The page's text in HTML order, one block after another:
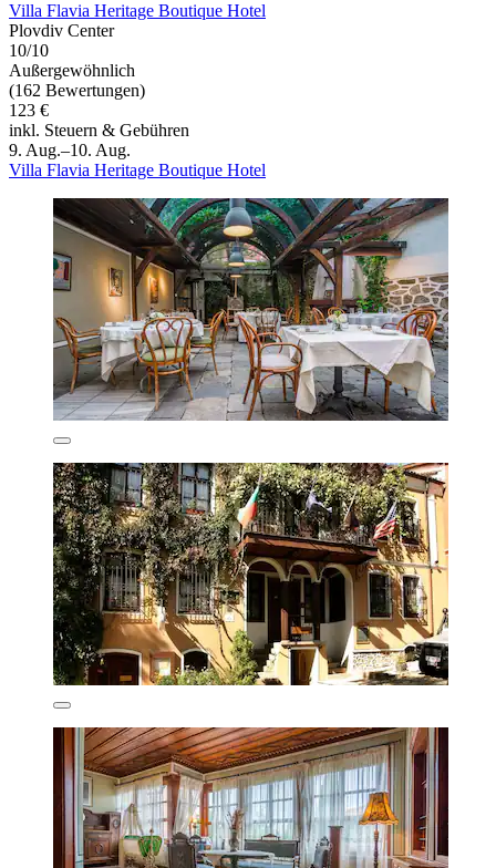
Villa Flavia Heritage Boutique Hotel
Plovdiv Center
10/10
Außergewöhnlich
(162 Bewertungen)
123 €
inkl. Steuern & Gebühren
9. Aug.–10. Aug.
Villa Flavia Heritage Boutique Hotel